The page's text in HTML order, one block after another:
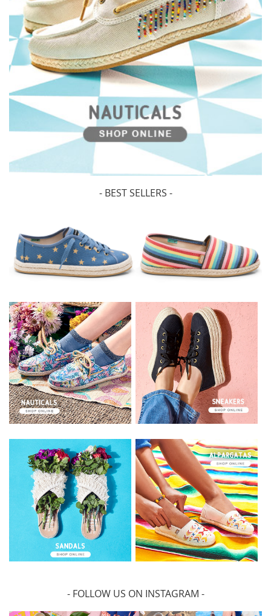
- BEST SELLERS -
- FOLLOW US ON INSTAGRAM -